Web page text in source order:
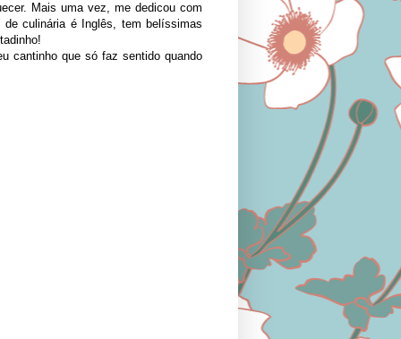
Mais uma vez, me dedicou com
culinária é Inglês, tem belíssimas
cantinho que só faz sentido quando